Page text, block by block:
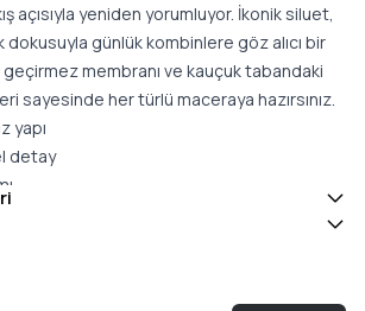
açısıyla yeniden yorumluyor. İkonik siluet,
dokusuyla günlük kombinlere göz alıcı bir
geçirmez membranı ve kauçuk tabandaki
sayesinde her türlü maceraya hazırsınız.
yapı
detay
bağcık delikleri